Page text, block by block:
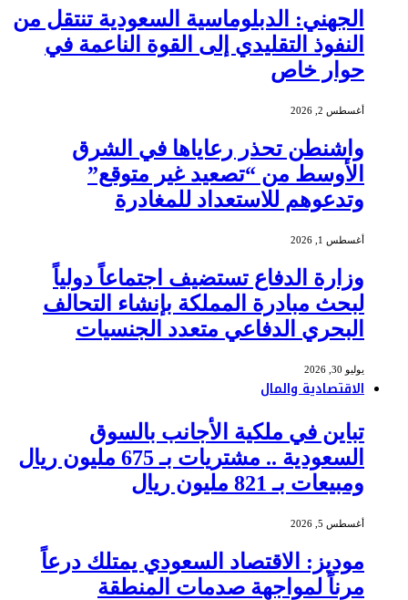
الجهني: الدبلوماسية السعودية تنتقل من
النفوذ التقليدي إلى القوة الناعمة في
حوار خاص
أغسطس 2, 2026
واشنطن تحذر رعاياها في الشرق
الأوسط من “تصعيد غير متوقع”
وتدعوهم للاستعداد للمغادرة
أغسطس 1, 2026
وزارة الدفاع تستضيف اجتماعاً دولياً
لبحث مبادرة المملكة بإنشاء التحالف
البحري الدفاعي متعدد الجنسيات
يوليو 30, 2026
الاقتصادية والمال
تباين في ملكية الأجانب بالسوق
السعودية .. مشتريات بـ 675 مليون ريال
ومبيعات بـ 821 مليون ريال
أغسطس 5, 2026
موديز: الاقتصاد السعودي يمتلك درعاً
مرناً لمواجهة صدمات المنطقة